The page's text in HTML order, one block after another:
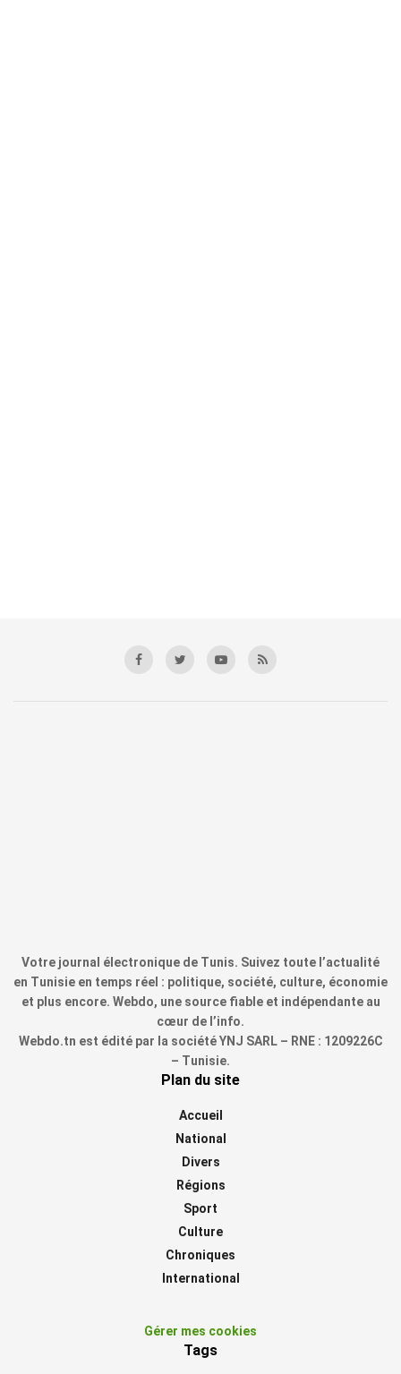
Votre journal électronique de Tunis. Suivez toute l’actualité
en Tunisie en temps réel : politique, société, culture, économie
et plus encore. Webdo, une source fiable et indépendante au
cœur de l’info.
Webdo.tn est édité par la société YNJ SARL – RNE : 1209226C
– Tunisie.
Plan du site
Accueil
National
Divers
Régions
Sport
Culture
Chroniques
International
Gérer mes cookies
Tags